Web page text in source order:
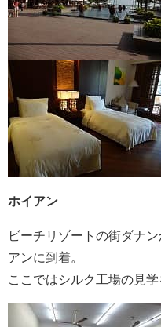
ホイアン
ビーチリゾートの街ダナ
アンに到着。
ここではシルク工場の見